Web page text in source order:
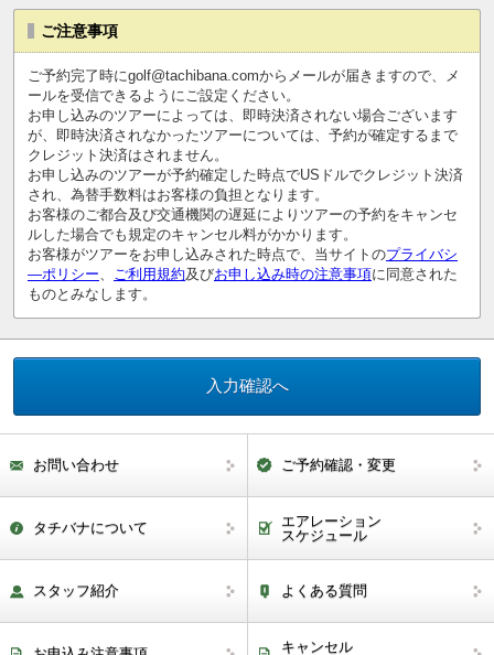
ご注意事項
ご予約完了時にgolf@tachibana.comからメールが届きますので、メ
ールを受信できるようにご設定ください。
お申し込みのツアーによっては、即時決済されない場合ございます
が、即時決済されなかったツアーについては、予約が確定するまで
クレジット決済はされません。
お申し込みのツアーが予約確定した時点でUSドルでクレジット決済
され、為替手数料はお客様の負担となります。
お客様のご都合及び交通機関の遅延によりツアーの予約をキャンセ
ルした場合でも規定のキャンセル料がかかります。
お客様がツアーをお申し込みされた時点で、当サイトのプライバシ
―ポリシー
ご利用規約及びお申し込み時の注意事項に同意された
ものとみなします。
お問い合わせ ご予約確認・変更
タチバナについて
エアレーション
スケジュール
スタッフ紹介 よくある質問
キャンセル